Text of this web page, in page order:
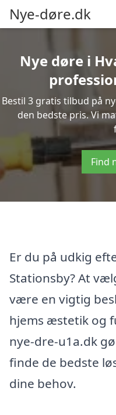
Nye-døre.dk
Nye døre i
Bestil 3 gratis tilbud på
den bedste pris. Vi
Find
Er du på udkig
Stationsby? At
være en vigtig
hjems æstetik og
nye-dre-u1a.dk
finde de bedste
dine behov.